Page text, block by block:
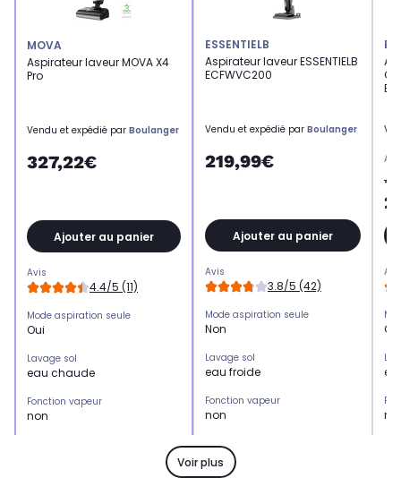
MOVA
Aspirateur laveur MOVA X4
Pro
Vendu et expédié par Boulanger
327,22€
Ajouter au panier
Avis
4.4/5 (11)
Mode aspiration seule
Oui
Lavage sol
eau chaude
Fonction vapeur
non
ESSENTIELB
Aspirateur laveur ESSENTIELB
ECFWVC200
Vendu et expédié par Boulanger
219,99€
Ajouter au panier
Avis
3.8/5 (42)
Mode aspiration seule
Non
Lavage sol
eau froide
Fonction vapeur
non
Puissance d'aspiration
non communiqué
Oui
Voir plus